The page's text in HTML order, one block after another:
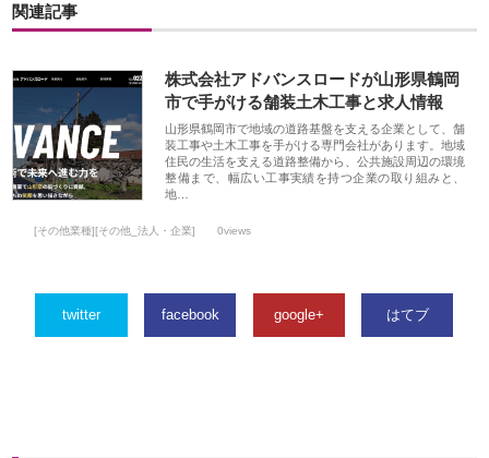
関連記事
株式会社アドバンスロードが山形県鶴岡
市で手がける舗装土木工事と求人情報
山形県鶴岡市で地域の道路基盤を支える企業として、舗
装工事や土木工事を手がける専門会社があります。地域
住民の生活を支える道路整備から、公共施設周辺の環境
整備まで、幅広い工事実績を持つ企業の取り組みと、
地…
[その他業種][その他_法人・企業] 0views
twitter facebook google+ はてブ